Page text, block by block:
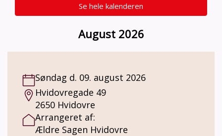
Se hele kalenderen
August 2026
Søndag d. 09. august 2026
Hvidovregade 49
2650 Hvidovre
Arrangeret af:
Ældre Sagen Hvidovre